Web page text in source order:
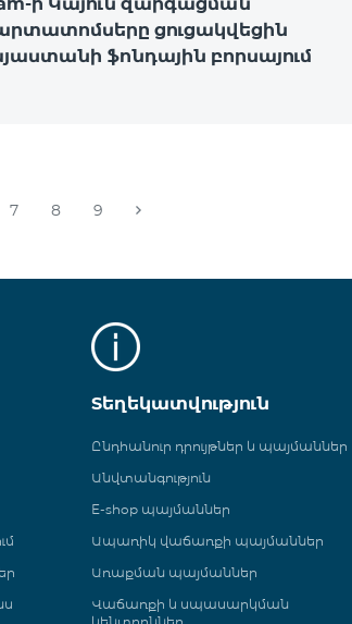
ցուցակվեցին
ֆոնդային բորսայում
7 8 9
Տեղեկատվություն
Ընդհանուր դրույթներ և պայմաններ
Անվտանգություն
E-shop պայմաններ
Ապառիկ վաճառքի պայմաններ
Առաքման պայմաններ
Վաճառքի և սպասարկման